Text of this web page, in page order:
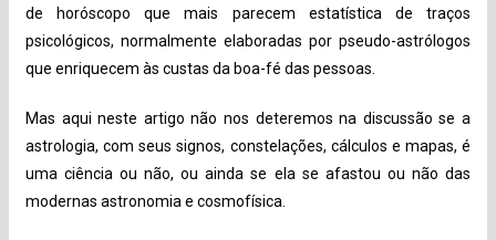
de horóscopo que mais parecem estatística de traços
psicológicos, normalmente elaboradas por pseudo-astrólogos
que enriquecem às custas da boa-fé das pessoas.
Mas aqui neste artigo não nos deteremos na discussão se a
astrologia, com seus signos, constelações, cálculos e mapas, é
uma ciência ou não, ou ainda se ela se afastou ou não das
modernas astronomia e cosmofísica.